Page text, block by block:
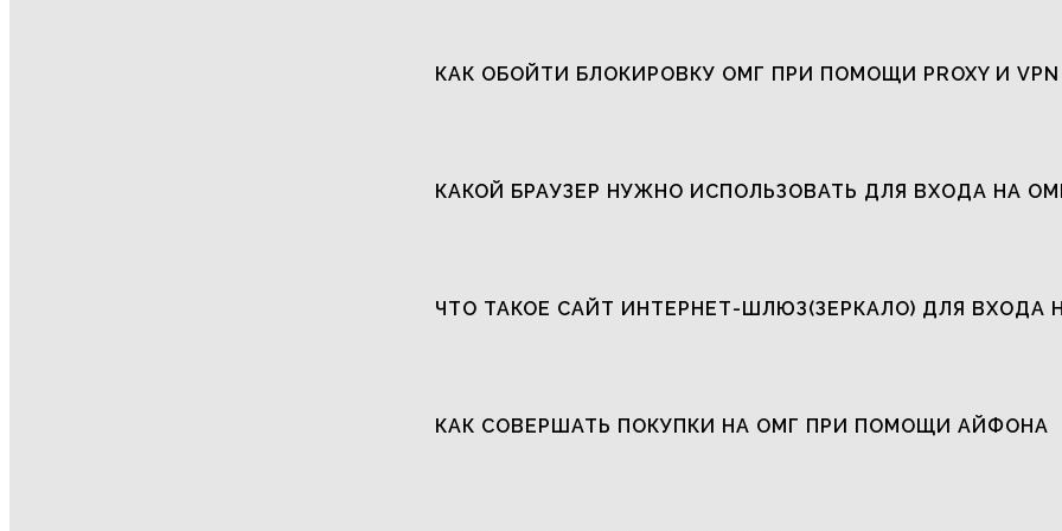
КАК ОБОЙТИ БЛОКИРОВКУ ОМГ ПРИ ПОМОЩИ PROXY И VPN
КАКОЙ БРАУЗЕР НУЖНО ИСПОЛЬЗОВАТЬ ДЛЯ ВХОДА НА
ЧТО ТАКОЕ САЙТ ИНТЕРНЕТ-ШЛЮЗ(ЗЕРКАЛО) ДЛЯ ВХОДА
КАК СОВЕРШАТЬ ПОКУПКИ НА ОМГ ПРИ ПОМОЩИ АЙФОНА